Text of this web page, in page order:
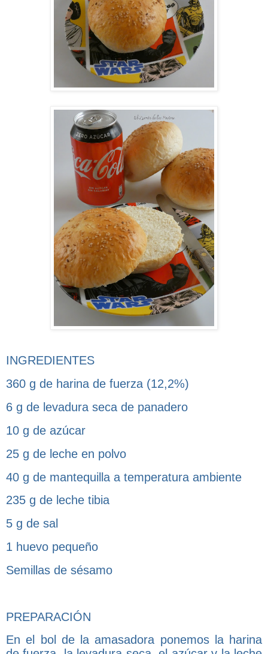
INGREDIENTES
360 g de harina de fuerza (12,2%)
6 g de levadura seca de panadero
10 g de azúcar
25 g de leche en polvo
40 g de mantequilla a temperatura ambiente
235 g de leche tibia
5 g de sal
1 huevo pequeño
Semillas de sésamo
PREPARACIÓN
En el bol de la amasadora ponemos la harina